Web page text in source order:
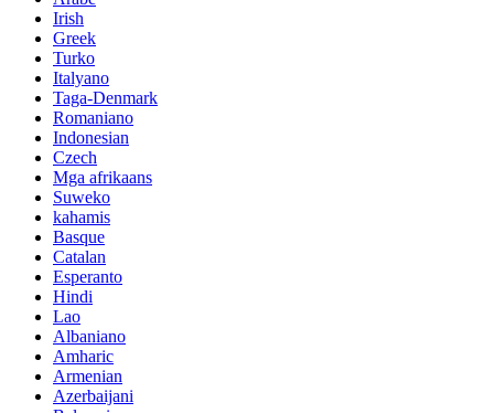
Irish
Greek
Turko
Italyano
Taga-Denmark
Romaniano
Indonesian
Czech
Mga afrikaans
Suweko
kahamis
Basque
Catalan
Esperanto
Hindi
Lao
Albaniano
Amharic
Armenian
Azerbaijani